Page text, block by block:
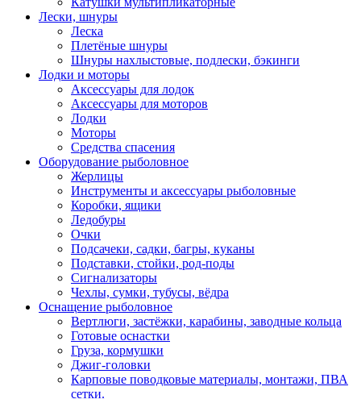
Лески, шнуры
Леска
Плетёные шнуры
Шнуры нахлыстовые, подлески, бэкинги
Лодки и моторы
Аксессуары для лодок
Аксессуары для моторов
Лодки
Моторы
Средства спасения
Оборудование рыболовное
Жерлицы
Инструменты и аксессуары рыболовные
Коробки, ящики
Ледобуры
Очки
Подсачеки, садки, багры, куканы
Подставки, стойки, род-поды
Сигнализаторы
Чехлы, сумки, тубусы, вёдра
Оснащение рыболовное
Вертлюги, застёжки, карабины, заводные кольца
Готовые оснастки
Груза, кормушки
Джиг-головки
Карповые поводковые материалы, монтажи, ПВА
сетки.